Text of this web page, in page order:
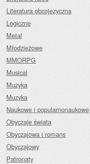
Literatura obcojęzyczna
Logiczne
Metal
Młodzieżowe
MMORPG
Musical
Muzyka
Muzyka
Naukowe i popularnonaukowe
Obyczaje świata
Obyczajowa i romans
Obyczajowy
Patronaty